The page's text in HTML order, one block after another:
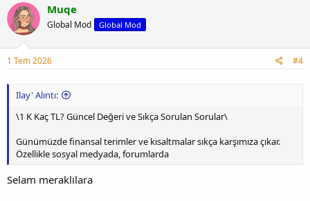
Muqe
Global Mod Global Mod
1 Tem 2026 #4
Ilay' Alıntı:
\1 K Kaç TL? Güncel Değeri ve Sıkça Sorulan Sorular\
Günümüzde finansal terimler ve kısaltmalar sıkça karşımıza çıkar.
Özellikle sosyal medyada, forumlarda
Selam meraklılara